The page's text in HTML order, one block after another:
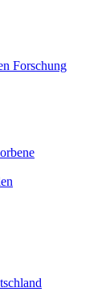
Forschung